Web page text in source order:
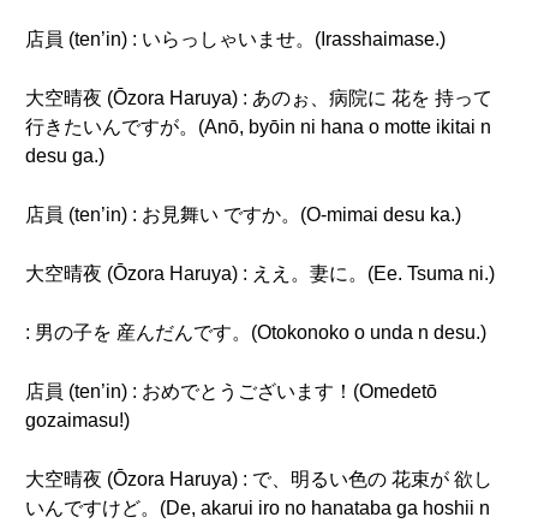
店員 (ten’in) : いらっしゃいませ。(Irasshaimase.)
大空晴夜 (Ōzora Haruya) : あのぉ、病院に 花を 持って
行きたいんですが。(Anō, byōin ni hana o motte ikitai n
desu ga.)
店員 (ten’in) : お見舞い ですか。(O-mimai desu ka.)
大空晴夜 (Ōzora Haruya) : ええ。妻に。(Ee. Tsuma ni.)
: 男の子を 産んだんです。(Otokonoko o unda n desu.)
店員 (ten’in) : おめでとうございます！(Omedetō
gozaimasu!)
大空晴夜 (Ōzora Haruya) : で、明るい色の 花束が 欲し
いんですけど。(De, akarui iro no hanataba ga hoshii n